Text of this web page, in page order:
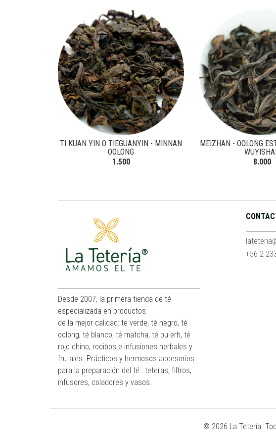
TI KUAN YIN O TIEGUANYIN - MINNAN
OOLONG
1.500
MEIZHAN - OOLONG
8.000
Desde 2007, la primera tienda de té
especializada en productos
de la mejor calidad: té verde, té negro, té
oolong, té blanco, té matcha, té pu erh, té
rojo chino, rooibos e infusiones herbales y
frutales. Prácticos y hermosos accesorios
para la preparación del té : teteras, filtros,
infusores, coladores y vasos.
+56 2
© 2026 La Tetería.